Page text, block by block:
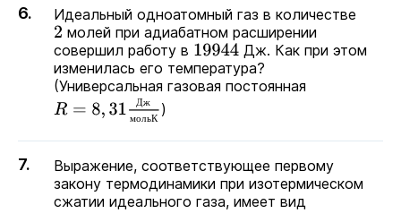
Идеальный одноатомный газ в количестве
2 молей при адиабатном расширении
совершил работу в 19944Дж. Как при этом
изменилась его температура?
(Универсальная газовая постоянная
Дж
мольК
R= 8, 31 Дж ол К)
Выражение, соответствующее первому
закону термодинамики при изотермическом
сжатии идеального газа, имеет вид